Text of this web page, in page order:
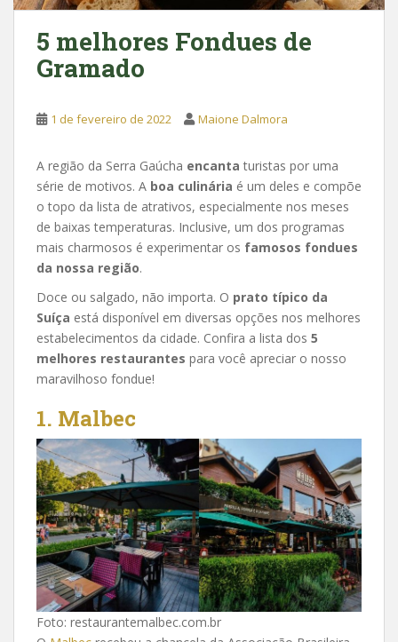
5 melhores Fondues de
Gramado
1 de fevereiro de 2022 Maione Dalmora
A região da Serra Gaúcha encanta turistas por uma
série de motivos. A boa culinária é um deles e compõe
o topo da lista de atrativos, especialmente nos meses
de baixas temperaturas. Inclusive, um dos programas
mais charmosos é experimentar os famosos fondues
da nossa região.
Doce ou salgado, não importa. O prato típico da
Suíça está disponível em diversas opções nos melhores
estabelecimentos da cidade. Confira a lista dos 5
melhores restaurantes para você apreciar o nosso
maravilhoso fondue!
1. Malbec
Foto: restaurantemalbec.com.br